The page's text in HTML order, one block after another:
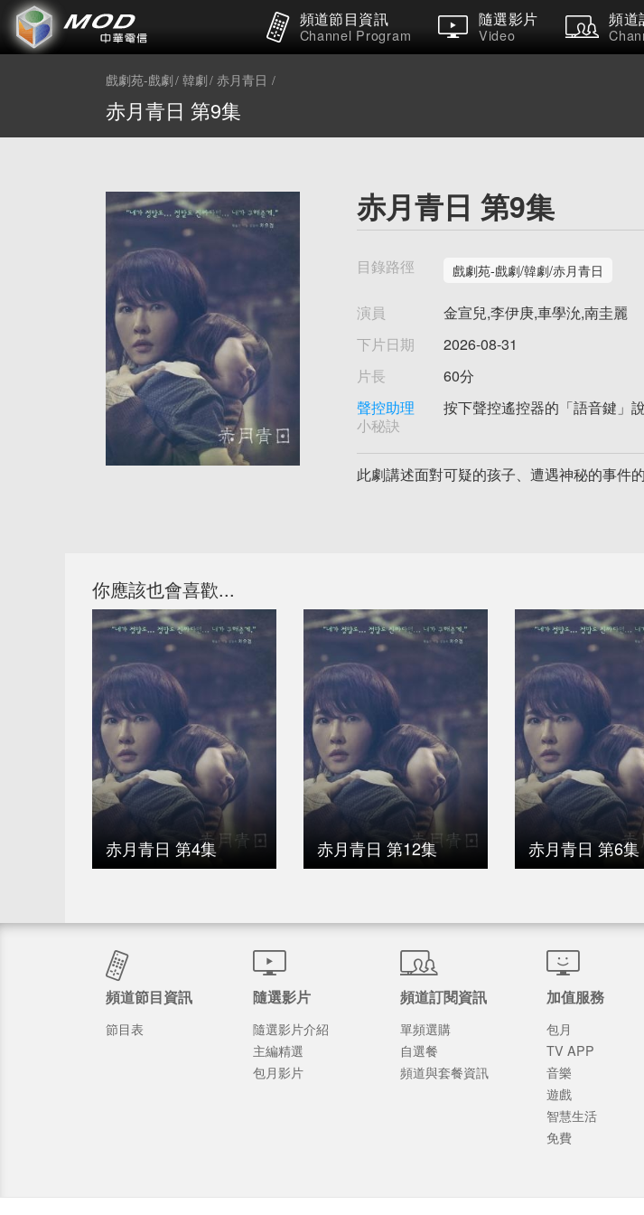
頻道節目資訊
Channel Program
隨選影片
Video
頻道
戲劇苑-戲劇 韓劇 赤月青日
赤月青日 第9集
赤月青日 第9集
目錄路徑 戲劇苑-戲劇/韓劇/赤月青日
演員
金宣兒,李伊庚,車學沇,南圭麗
下片日期
2026-08-31
片長
60分
聲控助理
小秘訣
按下聲控遙控器的「語音鍵」
此劇講述面對可疑的孩子、遭遇神秘的事件
你應該也會喜歡...
赤月青日 第4集 赤月青日 第12集 赤月青日 第6集
頻道節目資訊
節目表
隨選影片
隨選影片介紹
主編精選
包月影片
頻道訂閱資訊
單頻選購
自選餐
頻道與套餐資訊
加值服務
包月
TV APP
音樂
遊戲
智慧生活
免費